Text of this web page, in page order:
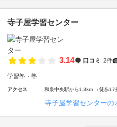
寺子屋学習センター
3.14 口コミ 2件
学習塾・塾
アクセス 和泉中央駅から1.3km （徒歩17
寺子屋学習センターの